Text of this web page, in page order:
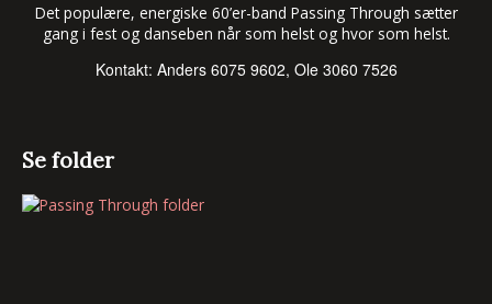
Det populære, energiske 60’er-band Passing Through sætter
gang i fest og danseben når som helst og hvor som helst.
Kontakt: Anders 6075 9602, Ole 3060 7526
Se folder